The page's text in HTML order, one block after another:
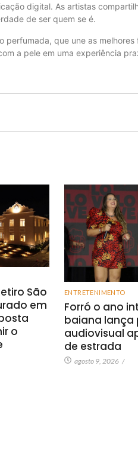
digital. As artistas
de ser quem se é.
perfumada, que une as
a pele em uma experiência
São
em
o
ENTRETENIMENTO
Forró o ano
baiana lança
audiovisual
de estrada
agosto 9, 2026 /